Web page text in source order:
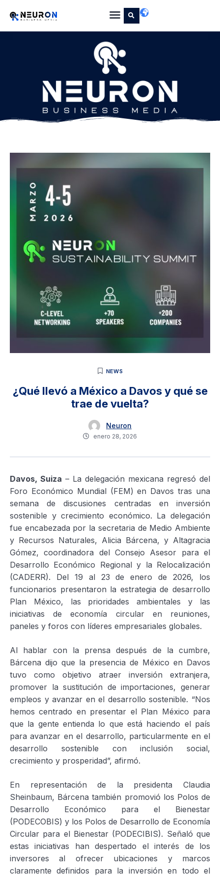
NEWS
¿Qué llevó a México a Davos y qué se
trae de vuelta?
Neuron
enero 28, 2026
Davos, Suiza – La delegación mexicana regresó del
Foro Económico Mundial (FEM) en Davos tras una
semana de discusiones centradas en inversión
sostenible y crecimiento económico. La delegación
fue encabezada por la secretaria de Medio Ambiente
y Recursos Naturales, Alicia Bárcena, y Altagracia
Gómez, coordinadora del Consejo Asesor para el
Desarrollo Económico Regional y la Relocalización
(CADERR). Del 19 al 23 de enero de 2026, los
funcionarios presentaron la estrategia de desarrollo
Plan México, las prioridades ambientales y las
iniciativas de economía circular en reuniones,
paneles y foros con líderes empresariales globales.
Al hablar con la prensa después de la cumbre,
Bárcena dijo que la presencia de México en Davos
tuvo como objetivo atraer inversión extranjera,
promover la sustitución de importaciones, generar
empleos y avanzar en el desarrollo sostenible. “Nos
hemos centrado en presentar el Plan México para
que la gente entienda lo que está haciendo el país
para avanzar en el desarrollo, particularmente en el
desarrollo sostenible con inclusión social,
crecimiento y prosperidad”, afirmó.
En representación de la presidenta Claudia
Sheinbaum, Bárcena también promovió los Polos de
Desarrollo Económico para el Bienestar
(PODECOBIS) y los Polos de Desarrollo de Economía
Circular para el Bienestar (PODECIBIS). Señaló que
estas iniciativas han despertado el interés de los
inversores al ofrecer ubicaciones y marcos
claramente definidos para la inversión en todo el